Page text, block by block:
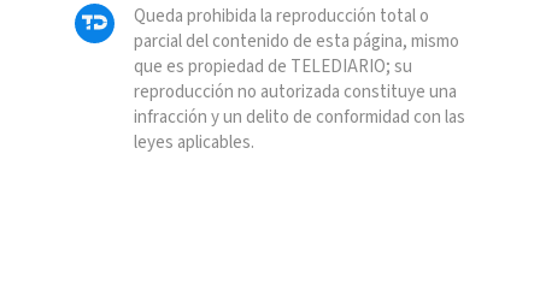
Queda prohibida la reproducción total o
parcial del contenido de esta página, mismo
que es propiedad de TELEDIARIO; su
reproducción no autorizada constituye una
infracción y un delito de conformidad con las
leyes aplicables.